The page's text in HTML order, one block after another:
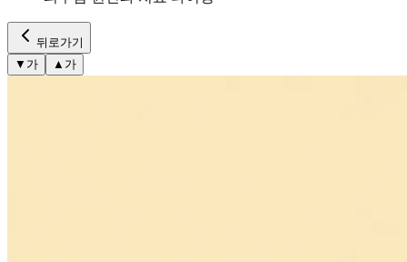
뒤로가기
▼ 가 ▲ 가